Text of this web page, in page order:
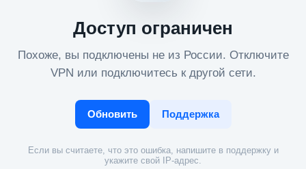
Доступ ограничен
Похоже, вы подключены не из России. Отключите
VPN или подключитесь к другой сети.
Обновить Поддержка
Если вы считаете, что это ошибка, напишите в поддержку и
укажите свой IP-адрес.